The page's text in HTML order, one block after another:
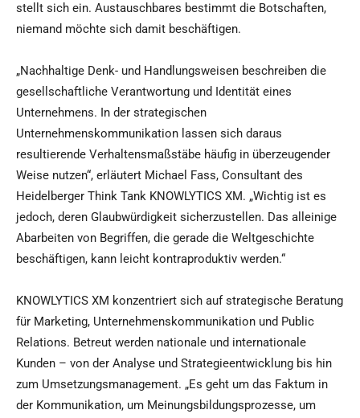
stellt sich ein. Austauschbares bestimmt die Botschaften,
niemand möchte sich damit beschäftigen.
„Nachhaltige Denk- und Handlungsweisen beschreiben die
gesellschaftliche Verantwortung und Identität eines
Unternehmens. In der strategischen
Unternehmenskommunikation lassen sich daraus
resultierende Verhaltensmaßstäbe häufig in überzeugender
Weise nutzen“, erläutert Michael Fass, Consultant des
Heidelberger Think Tank KNOWLYTICS XM. „Wichtig ist es
jedoch, deren Glaubwürdigkeit sicherzustellen. Das alleinige
Abarbeiten von Begriffen, die gerade die Weltgeschichte
beschäftigen, kann leicht kontraproduktiv werden.“
KNOWLYTICS XM konzentriert sich auf strategische Beratung
für Marketing, Unternehmenskommunikation und Public
Relations. Betreut werden nationale und internationale
Kunden – von der Analyse und Strategieentwicklung bis hin
zum Umsetzungsmanagement. „Es geht um das Faktum in
der Kommunikation, um Meinungsbildungsprozesse, um